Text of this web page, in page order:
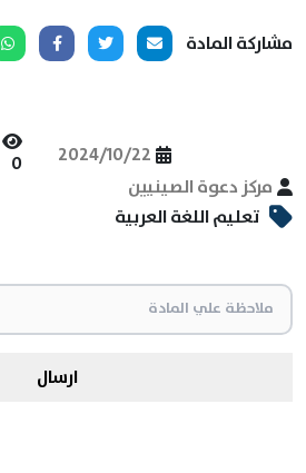
مشاركة المادة
مركز دعوة الصينيين
2024/10/22
0
تعليم اللغة العربية
ارسال